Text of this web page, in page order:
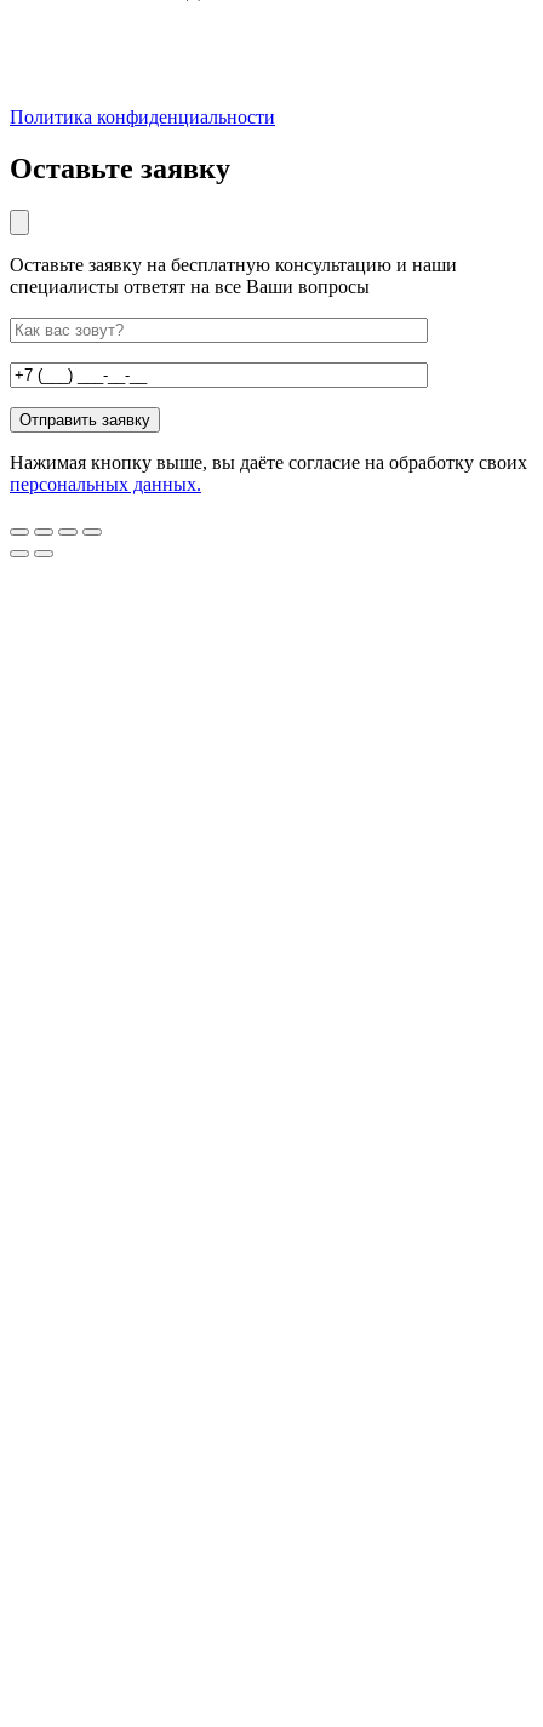
Политика конфиденциальности
Оставьте заявку
Оставьте заявку на бесплатную консультацию и наши
специалисты ответят на все Ваши вопросы
Нажимая кнопку выше, вы даёте согласие на обработку своих
персональных данных.